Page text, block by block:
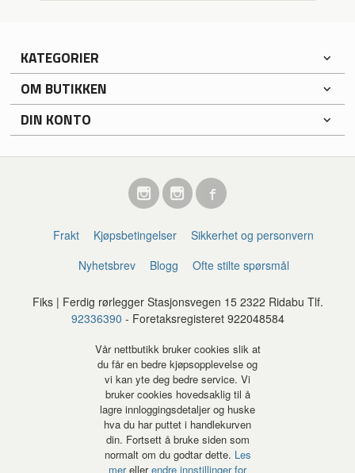
KATEGORIER
OM BUTIKKEN
DIN KONTO
Frakt Kjøpsbetingelser
Sikkerhet og personvern
Nyhetsbrev
Blogg Ofte stilte spørsmål
Fiks | Ferdig rørlegger Stasjonsvegen 15 2322 Ridabu Tlf.
92336390 - Foretaksregisteret 922048584
Vår nettbutikk bruker cookies slik at
du får en bedre kjøpsopplevelse og
vi kan yte deg bedre service. Vi
bruker cookies hovedsaklig til å
lagre innloggingsdetaljer og huske
hva du har puttet i handlekurven
din. Fortsett å bruke siden som
normalt om du godtar dette. Les
merellerendre innstillinger for